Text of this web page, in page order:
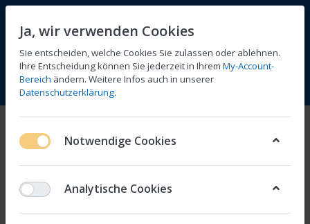
Menü Anmelden Vergleichen Wunschliste
90
Filtern Sortieren
Ja, wir verwenden Cookies
Sie entscheiden, welche Cookies Sie zulassen oder ablehnen.
Ihre Entscheidung können Sie jederzeit in Ihrem My-Account-
Bereich ändern. Weitere Infos auch in unserer
Datenschutzerklärung.
Notwendige Cookies
Analytische Cookies